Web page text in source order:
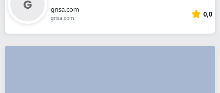
grisa.com
grisa.com 0,0